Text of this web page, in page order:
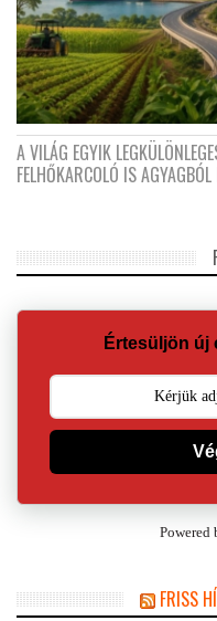
A VILÁG EGYIK
FELHŐKARCOLÓ IS AGYAGBÓL
Értesüljön új
Powered
FRISS